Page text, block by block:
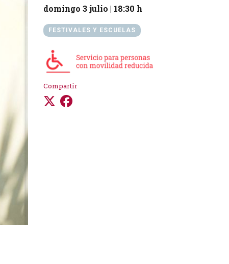
domingo 3 julio | 18:30 h
FESTIVALES Y ESCUELAS
Compartir